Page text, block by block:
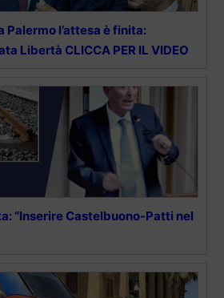
Palermo l’attesa è finita:
Libertà CLICCA PER IL VIDEO
“Inserire Castelbuono-Patti nel